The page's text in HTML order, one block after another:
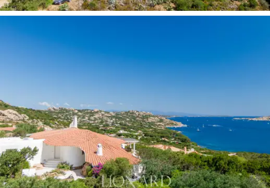
La reciente renovación, que se llevó a cabo respetando
las características arquitectónicas originales, ha
enriquecido la residencia con todas las ventajas
deseables, diseñada para vivir la Costa Esmeralda
durante todo el año.